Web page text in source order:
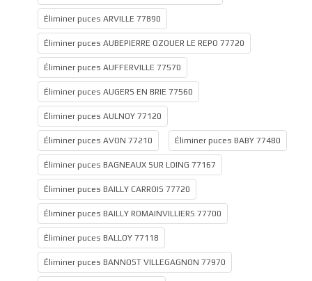
Éliminer puces ARVILLE 77890
Éliminer puces AUBEPIERRE OZOUER LE REPO 77720
Éliminer puces AUFFERVILLE 77570
Éliminer puces AUGERS EN BRIE 77560
Éliminer puces AULNOY 77120
Éliminer puces AVON 77210 Éliminer puces BABY 77480
Éliminer puces BAGNEAUX SUR LOING 77167
Éliminer puces BAILLY CARROIS 77720
Éliminer puces BAILLY ROMAINVILLIERS 77700
Éliminer puces BALLOY 77118
Éliminer puces BANNOST VILLEGAGNON 77970